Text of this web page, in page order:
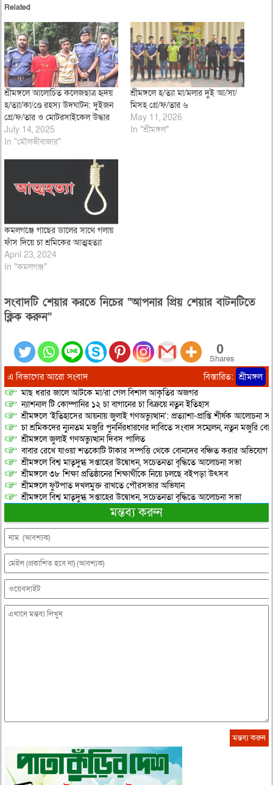
Related
শ্রীমঙ্গলে আলোচিত কলেজছাত্র হৃদয়
হ/ত্যা/কা/ণ্ডে রহস্য উদঘাটন: দুইজন
গ্রে/ফ/তার ও মোটরসাইকেল উদ্ধার
July 14, 2025
In "মৌলভীবাজার"
শ্রীমঙ্গলে হ/ত্যা মা/মলার দুই আ/সা/
মিসহ গ্রে/ফ/তার ৬
May 11, 2026
In "শ্রীমঙ্গল"
কমলগঞ্জে গাছের ডালের সাথে গলায়
ফাঁস দিয়ে চা শ্রমিকের আত্মহত্যা
April 23, 2024
In "কমলগঞ্জ"
সংবাদটি শেয়ার করতে নিচের “আপনার প্রিয় শেয়ার বাটনটিতে
ক্লিক করুন”
0
Shares
এ বিভাগের আরো সংবাদ বিস্তারিত: শ্রীমঙ্গল
মাছ ধরার জালে আটকে মা/রা গেল বিশাল আকৃতির অজগর
ন্যাশনাল টি কোম্পানির ১২ চা বাগানের চা বিক্রয়ে নতুন ইতিহাস
শ্রীমঙ্গলে ‘ইতিহাসের আয়নায় জুলাই গণঅভ্যুত্থান’: প্রত্যাশা-প্রাপ্তি শীর্ষক আলোচনা
চা শ্রমিকদের ন্যুনতম মজুরি পুনর্নিরধারণের দাবিতে সংবাদ সম্মেলন, নতুন মজুরি
শ্রীমঙ্গলে জুলাই গণঅভ্যুত্থান দিবস পালিত
বাবার রেখে যাওয়া শতকোটি টাকার সম্পত্তি থেকে বোনদের বঞ্চিত করার অভিযোগ
শ্রীমঙ্গলে বিশ্ব মাতৃদুগ্ধ সপ্তাহের উদ্বোধন, সচেতনতা বৃদ্ধিতে আলোচনা সভা
শ্রীমঙ্গলে ৩৮ শিক্ষা প্রতিষ্ঠানের শিক্ষার্থীকে নিয়ে চলছে বইপড়া উৎসব
শ্রীমঙ্গলে ফুটপাত দখলমুক্ত রাখতে পৌরসভার অভিযান
শ্রীমঙ্গলে বিশ্ব মাতৃদুগ্ধ সপ্তাহের উদ্বোধন, সচেতনতা বৃদ্ধিতে আলোচনা সভা
মন্তব্য করুন